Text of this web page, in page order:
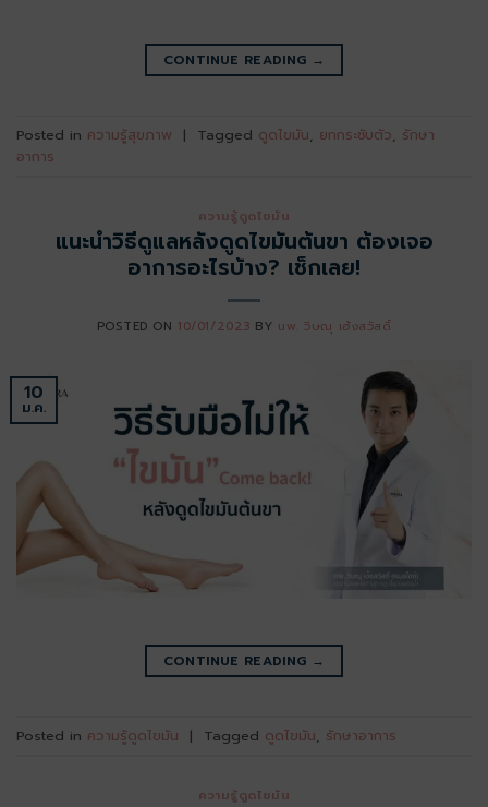
CONTINUE READING →
Posted in ความรู้สุขภาพ | Tagged ดูดไขมัน ยกกระชับตัว รักษา
อาการ
ความรู้ดูดไขมัน
แนะนำวิธีดูแลหลังดูดไขมันต้นขา ต้องเจอ
อาการอะไรบ้าง? เช็กเลย!
POSTED ON 10/01/2023 BY นพ. วิษณุ เฮ้งสวัสดิ์
10
ม.ค.
CONTINUE READING →
Posted in ความรู้ดูดไขมัน | Tagged ดูดไขมัน รักษาอาการ
ความรู้ดูดไขมัน